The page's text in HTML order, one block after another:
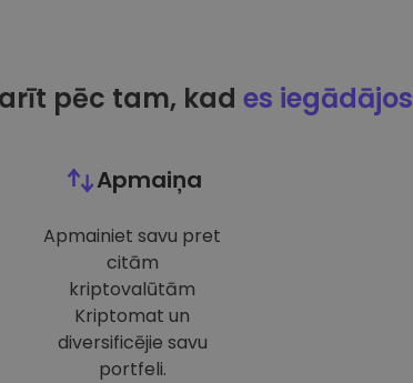
pēc tam, kad es iegādājos
Apmaiņa
Apmainiet savu pret
citām
kriptovalūtām
Kriptomat un
diversificējie savu
portfeli.